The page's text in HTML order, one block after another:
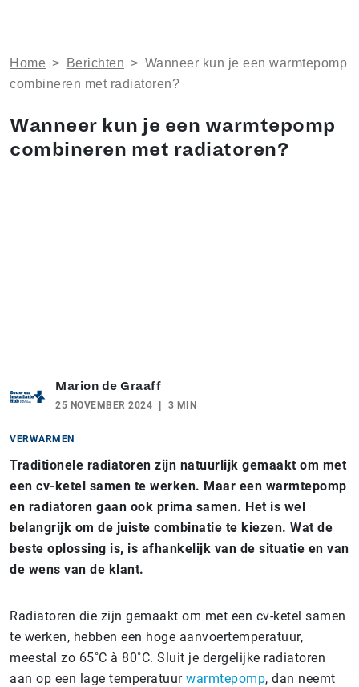
Home > Berichten > Wanneer kun je een warmtepomp
combineren met radiatoren?
Wanneer kun je een warmtepomp
combineren met radiatoren?
Marion de Graaff
25 NOVEMBER 2024 3 MIN
VERWARMEN
Traditionele radiatoren zijn natuurlijk gemaakt om met
een cv-ketel samen te werken. Maar een warmtepomp
en radiatoren gaan ook prima samen. Het is wel
belangrijk om de juiste combinatie te kiezen. Wat de
beste oplossing is, is afhankelijk van de situatie en van
de wens van de klant.
Radiatoren die zijn gemaakt om met een cv-ketel samen
te werken, hebben een hoge aanvoertemperatuur,
meestal zo 65˚C à 80˚C. Sluit je dergelijke radiatoren
aan op een lage temperatuur warmtepomp, dan neemt